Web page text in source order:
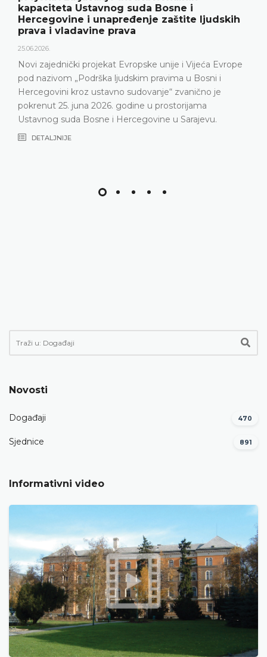
kapaciteta Ustavnog suda Bosne i
Hercegovine i unapređenje zaštite ljudskih
prava i vladavine prava
25.06.2026.
Novi zajednički projekat Evropske unije i Vijeća Evrope
pod nazivom „Podrška ljudskim pravima u Bosni i
Hercegovini kroz ustavno sudovanje“ zvanično je
pokrenut 25. juna 2026. godine u prostorijama
Ustavnog suda Bosne i Hercegovine u Sarajevu.
DETALJNIJE
Novosti
Događaji 470
Sjednice 891
Informativni video